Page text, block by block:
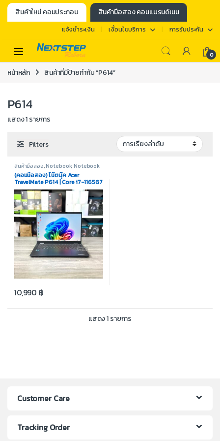
สินค้าใหม่ คอมประกอบ สินค้ามือสอง คอมแบรนด์เนม
แจ้งชำระเงิน เงื่อนไขบริการ การรับประกัน
0
หน้าหลัก สินค้าที่มีป้ายกำกับ “P614”
P614
แสดง 1 รายการ
Filters
สินค้ามือสอง,Notebook,Notebook
/ Laptop Notebook Acer
(คอมมือสอง) โน๊ตบุ๊ค Acer
TravelMate P614 | Core i7-1165G7
| Ram 16GB | SSD M.2 512GB |
Display 14″ | Wi-Fi 6 | License
Win10 OEM
10,990 ฿
แสดง 1 รายการ
Customer Care
Tracking Order